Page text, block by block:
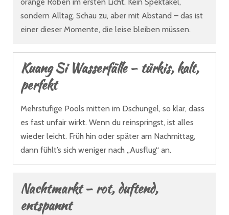
sondern Alltag. Schau zu, aber mit Abstand – das ist
einer dieser Momente, die leise bleiben müssen.
Kuang Si Wasserfälle – türkis, kalt,
perfekt
Mehrstufige Pools mitten im Dschungel, so klar, dass
es fast unfair wirkt. Wenn du reinspringst, ist alles
wieder leicht. Früh hin oder später am Nachmittag,
dann fühlt’s sich weniger nach „Ausflug“ an.
Nachtmarkt – rot, duftend,
entspannt